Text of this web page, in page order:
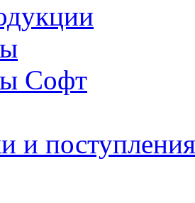
Софт
и поступления